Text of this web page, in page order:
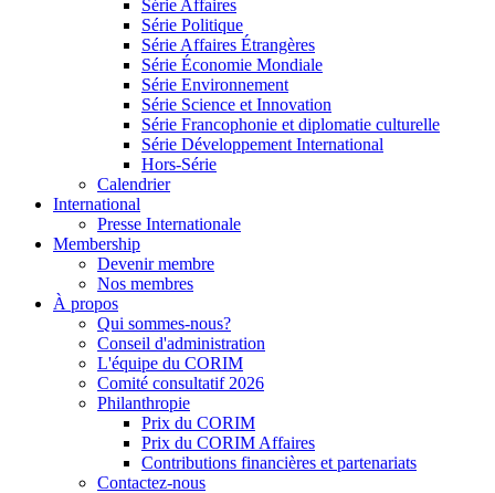
Série Affaires
Série Politique
Série Affaires Étrangères
Série Économie Mondiale
Série Environnement
Série Science et Innovation
Série Francophonie et diplomatie culturelle
Série Développement International
Hors-Série
Calendrier
International
Presse Internationale
Membership
Devenir membre
Nos membres
À propos
Qui sommes-nous?
Conseil d'administration
L'équipe du CORIM
Comité consultatif 2026
Philanthropie
Prix du CORIM
Prix du CORIM Affaires
Contributions financières et partenariats
Contactez-nous